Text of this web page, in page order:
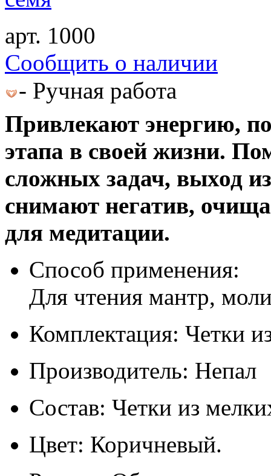
арт. 1000
Cообщить о наличии
- Ручная работа
Привлекают энергию,
этапа в своей жизни.
сложных задач, выход
снимают негатив,
для медитации.
Способ применения:
Для чтения мантр,
Комплектация: Четки
Производитель: Непал
Состав: Четки из
Цвет: Коричневый.